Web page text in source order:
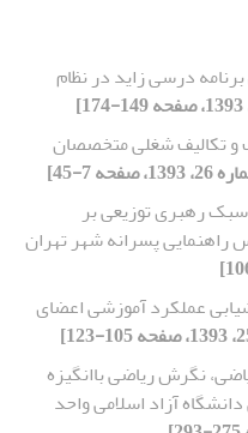
درسی زاید در نظام
و تکالیف شغلی متخصصان
رهبری توزیعی بر
پسرانه شهر تهران
عملکرد آموزشی اعضای
نگرش ریاضی باانگیزه
آزاد اسلامی واحد